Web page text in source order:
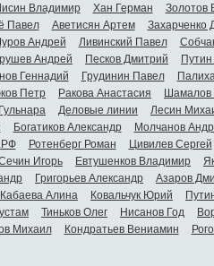
Владимир Хан Герман
Золотов
Павел Аветисян Артем
Захарченко
Андрей Ливинский Павел
Андрей Песков Дмитрий
Геннадий Грудинин Павел
Петр Ракова Анастасия
Шамалов
Деловые линии
Лесин
Богатиков Александр
Молчанов
Ротенберг Роман
Цивилев Сергей
Игорь Евтушенков Владимир
Григорьев Александр
Азаров
Кабаева Алина Ковальчук Юрий
Тиньков Олег Нисанов Год
Михаил Кондратьев Вениамин